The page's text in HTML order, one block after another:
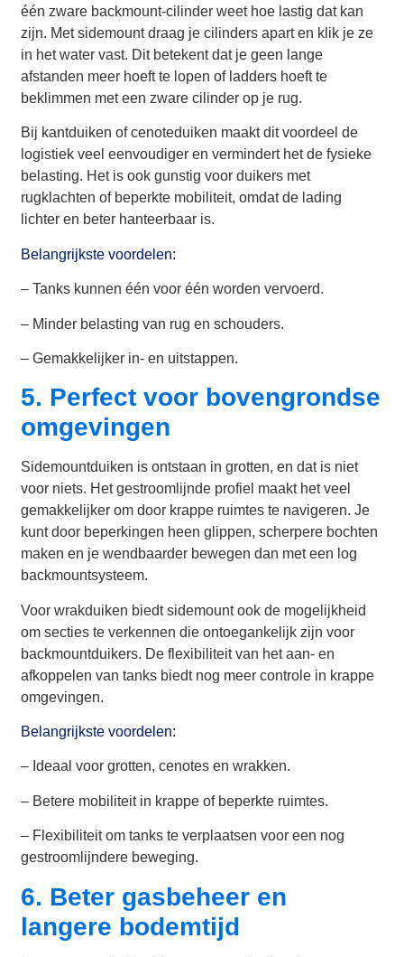
één zware backmount-cilinder weet hoe lastig dat kan
zijn. Met sidemount draag je cilinders apart en klik je ze
in het water vast. Dit betekent dat je geen lange
afstanden meer hoeft te lopen of ladders hoeft te
beklimmen met een zware cilinder op je rug.
Bij kantduiken of cenoteduiken maakt dit voordeel de
logistiek veel eenvoudiger en vermindert het de fysieke
belasting. Het is ook gunstig voor duikers met
rugklachten of beperkte mobiliteit, omdat de lading
lichter en beter hanteerbaar is.
Belangrijkste voordelen:
– Tanks kunnen één voor één worden vervoerd.
– Minder belasting van rug en schouders.
– Gemakkelijker in- en uitstappen.
5. Perfect voor bovengrondse
omgevingen
Sidemountduiken is ontstaan in grotten, en dat is niet
voor niets. Het gestroomlijnde profiel maakt het veel
gemakkelijker om door krappe ruimtes te navigeren. Je
kunt door beperkingen heen glippen, scherpere bochten
maken en je wendbaarder bewegen dan met een log
backmountsysteem.
Voor wrakduiken biedt sidemount ook de mogelijkheid
om secties te verkennen die ontoegankelijk zijn voor
backmountduikers. De flexibiliteit van het aan- en
afkoppelen van tanks biedt nog meer controle in krappe
omgevingen.
Belangrijkste voordelen:
– Ideaal voor grotten, cenotes en wrakken.
– Betere mobiliteit in krappe of beperkte ruimtes.
– Flexibiliteit om tanks te verplaatsen voor een nog
gestroomlijndere beweging.
6. Beter gasbeheer en
langere bodemtijd